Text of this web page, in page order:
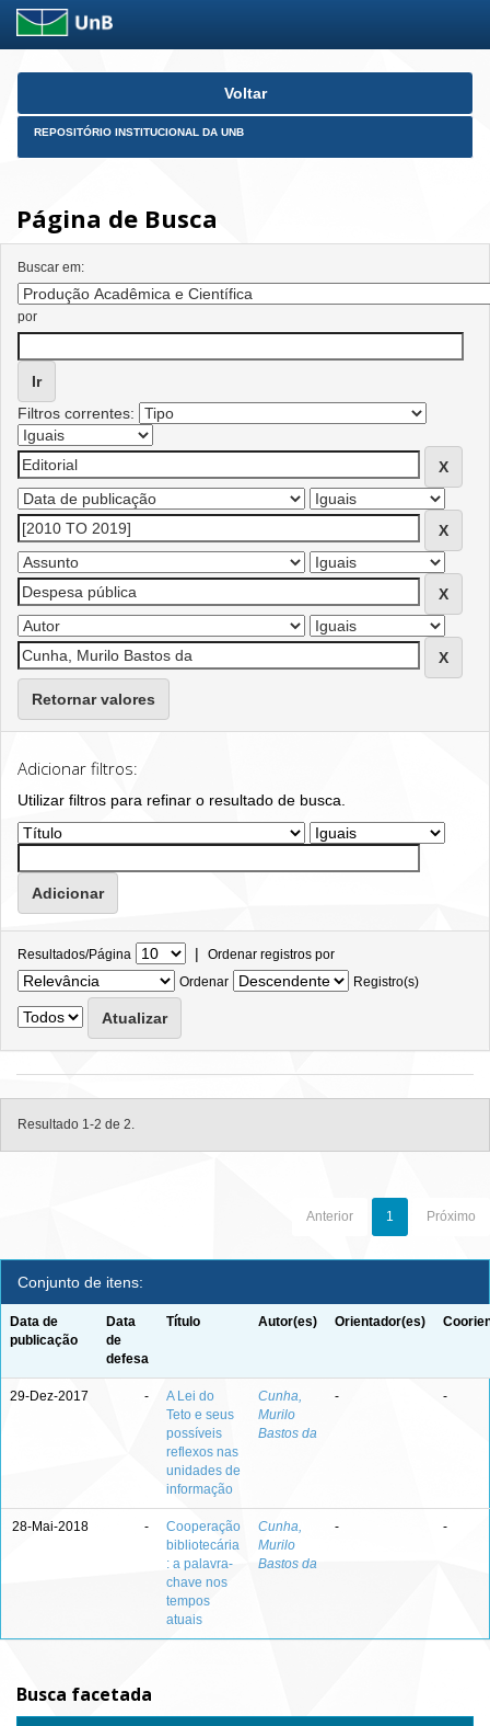
Skip
Voltar
REPOSITÓRIO INSTITUCIONAL DA UNB
Página de Busca
Buscar em:
por
Filtros correntes:
Retornar valores
Adicionar filtros:
Utilizar filtros para refinar o resultado de busca.
Resultados/Página | Ordenar registros por
Ordenar
Registro(s)
Resultado 1-2 de 2.
Anterior 1 Próximo
Conjunto de itens:
Data de
publicação
Data
de
defesa
Título Autor(es) Orientador(es)
29-Dez-2017 -
A Lei do
Teto e seus
possíveis
reflexos nas
unidades de
informação
Cunha,
Murilo
Bastos da
- -
28-Mai-2018 -
Cooperação
bibliotecária
: a palavra-
chave nos
tempos
atuais
Cunha,
Murilo
Bastos da
- -
Busca facetada